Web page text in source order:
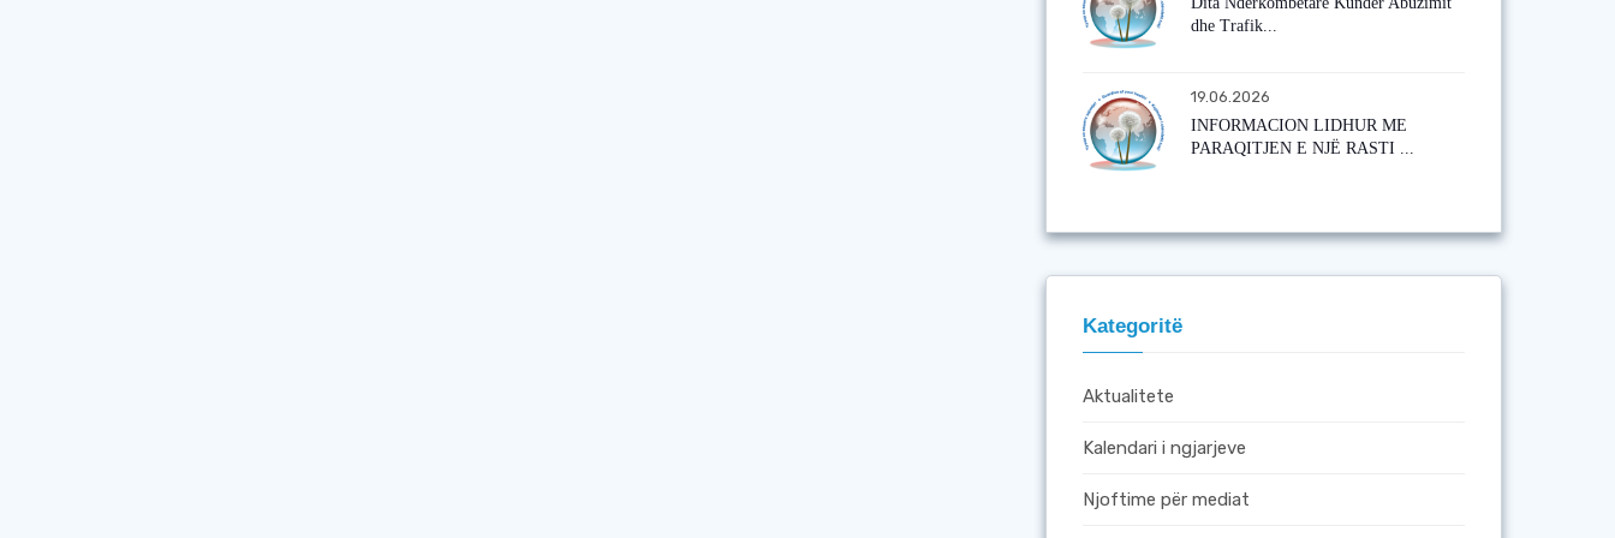
dhe Trafik...
19.06.2026
INFORMACION LIDHUR ME
PARAQITJEN E NJË RASTI ...
Kategoritë
Aktualitete
Kalendari i ngjarjeve
Njoftime për mediat